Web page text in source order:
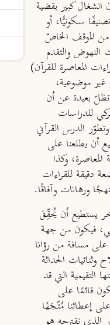
كبير بقضية
سكونيًّا، أو
الموقف الخاصّ
والتقدم
المعاصرة للقرآن)
غير موضوعية،
تظلّ بعيدة عن أن
للدراسات
الدرس القرآني
أن يطلعنا على
وكذا
دقيقة للقراءات
ورهانات وآفاقًا.
يستطيع أن يُحقِّقَ
فيكون من جهة
على مسافة من رؤانا
وثنائيات الحداثة
التقيمية التي قد
قائمًا على
إعطائنا مُتّجَهًا